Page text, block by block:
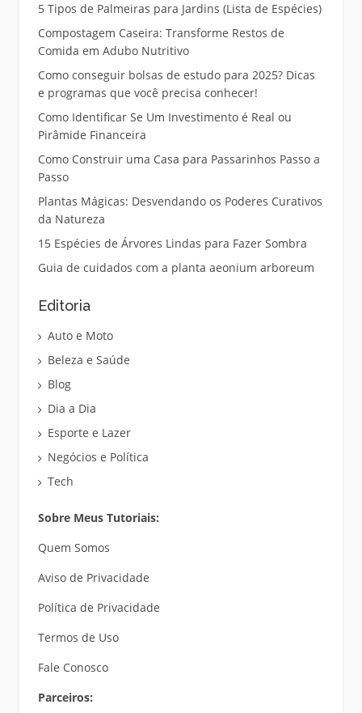
5 Tipos de Palmeiras para Jardins (Lista de Espécies)
Compostagem Caseira: Transforme Restos de
Comida em Adubo Nutritivo
Como conseguir bolsas de estudo para 2025? Dicas
e programas que você precisa conhecer!
Como Identificar Se Um Investimento é Real ou
Pirâmide Financeira
Como Construir uma Casa para Passarinhos Passo a
Passo
Plantas Mágicas: Desvendando os Poderes Curativos
da Natureza
15 Espécies de Árvores Lindas para Fazer Sombra
Guia de cuidados com a planta aeonium arboreum
Editoria
Auto e Moto
Beleza e Saúde
Blog
Dia a Dia
Esporte e Lazer
Negócios e Política
Tech
Sobre Meus Tutoriais:
Quem Somos
Aviso de Privacidade
Política de Privacidade
Termos de Uso
Fale Conosco
Parceiros: